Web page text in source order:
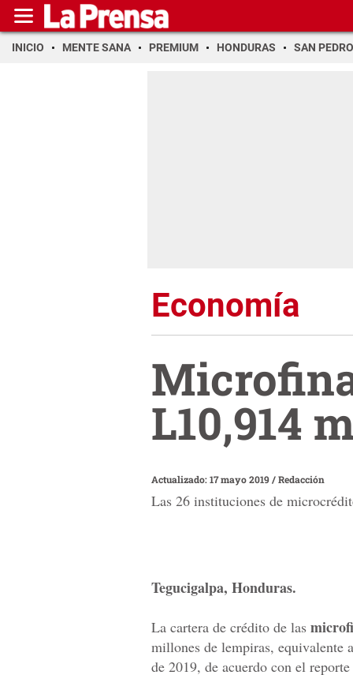
INICIO MENTE SANA PREMIUM HONDURAS SAN PEDRO
Economía
L10,914
Actualizado: 17 mayo 2019/Redacción
Las 26 instituciones de
Tegucigalpa, Honduras.
La cartera de crédito de las
millones de lempiras, equivalente
de 2019, de acuerdo con el